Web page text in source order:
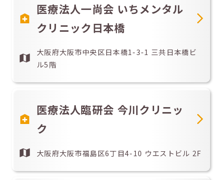
医療法人一尚会 いちメンタル
クリニック日本橋
大阪府大阪市中央区日本橋1-3-1 三共日本橋ビ
ル5階
医療法人臨研会 今川クリニッ
ク
大阪府大阪市福島区6丁目4-10 ウエストビル 2F